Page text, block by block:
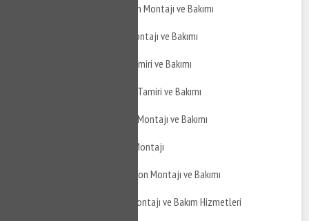
İzmit Kadıköy Duşakabin Montajı ve Bakımı
İzmit Kadıköy Jakuzi Montajı ve Bakımı
İzmit Kadıköy Jakuzi Tamiri ve Bakımı
İzmit Kadıköy Hidrofor Tamiri ve Bakımı
İzmit Kadıköy Hidrofor Montajı ve Bakımı
İzmit Kadıköy Şofben Montajı
İzmit Kadıköy Termosifon Montajı ve Bakımı
İzmit Kadıköy Boyler Montajı ve Bakım Hizmetleri